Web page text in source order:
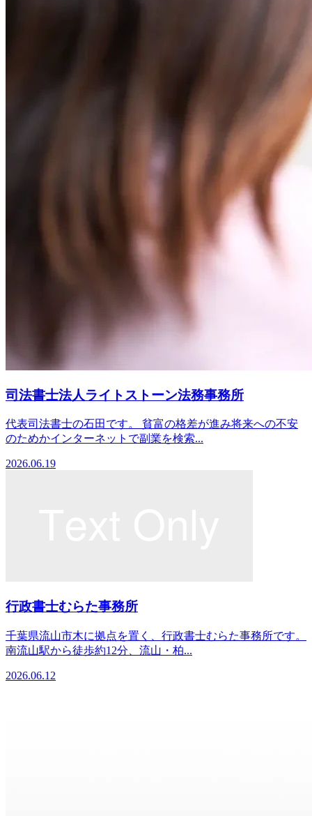
司法書士法人ライトストーン法務事務所
代表司法書士の石田です。 貧富の格差が進み将来への不安
のためかインターネットで副業を検索...
2026.06.19
行政書士むらた事務所
千葉県流山市木に拠点を置く、行政書士むらた事務所です。
南流山駅から徒歩約12分、流山・柏...
2026.06.12